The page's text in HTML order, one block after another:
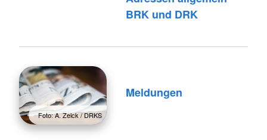
BRK und DRK
Foto: A. Zelck / DRKS
Meldungen